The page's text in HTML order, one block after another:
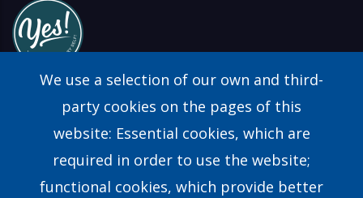
Find a Consultant
FAQs
We use a selection of our own and third-
party cookies on the pages of this
website: Essential cookies, which are
required in order to use the website;
functional cookies, which provide better